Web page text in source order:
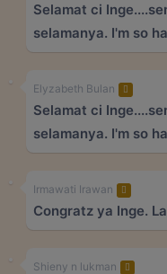
Selamat ci
selamanya. I'm so
Elyzabeth Bulan
Selamat ci
selamanya. I'm so
Irmawati Irawan
Congratz ya Inge.
Shieny n lukman